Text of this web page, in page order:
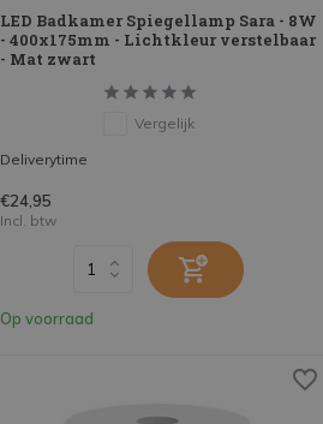
LED Badkamer Spiegellamp Sara - 8W
- 400x175mm - Lichtkleur verstelbaar
- Mat zwart
Vergelijk
Deliverytime
€24,95
Incl. btw
Op voorraad